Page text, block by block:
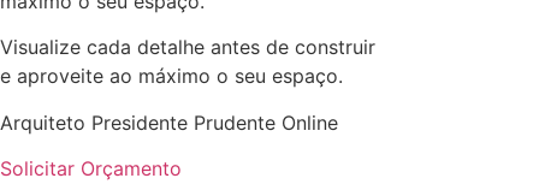
Visualize cada detalhe antes de construir
e aproveite ao máximo o seu espaço.
Arquiteto Presidente Prudente Online
Solicitar Orçamento